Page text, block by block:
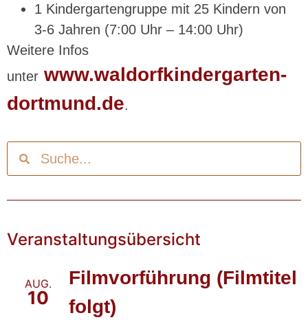
1 Kindergartengruppe mit 25 Kindern von
3-6 Jahren (7:00 Uhr – 14:00 Uhr)
Weitere Infos
unter www.waldorfkindergarten-
dortmund.de.
Veranstaltungsübersicht
AUG.
10
Filmvorführung (Filmtitel
folgt)